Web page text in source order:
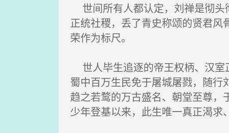
世间所有人都认定，刘禅是彻头
正统社稷，丢了青史称颂的贤君
荣作为标尺。
世人毕生追逐的帝王权柄、汉室
蜀中百万生民免于屠城屠戮，随
趋之若鹜的万古盛名、朝堂至尊
少年登基以来，此生唯一真正渴求